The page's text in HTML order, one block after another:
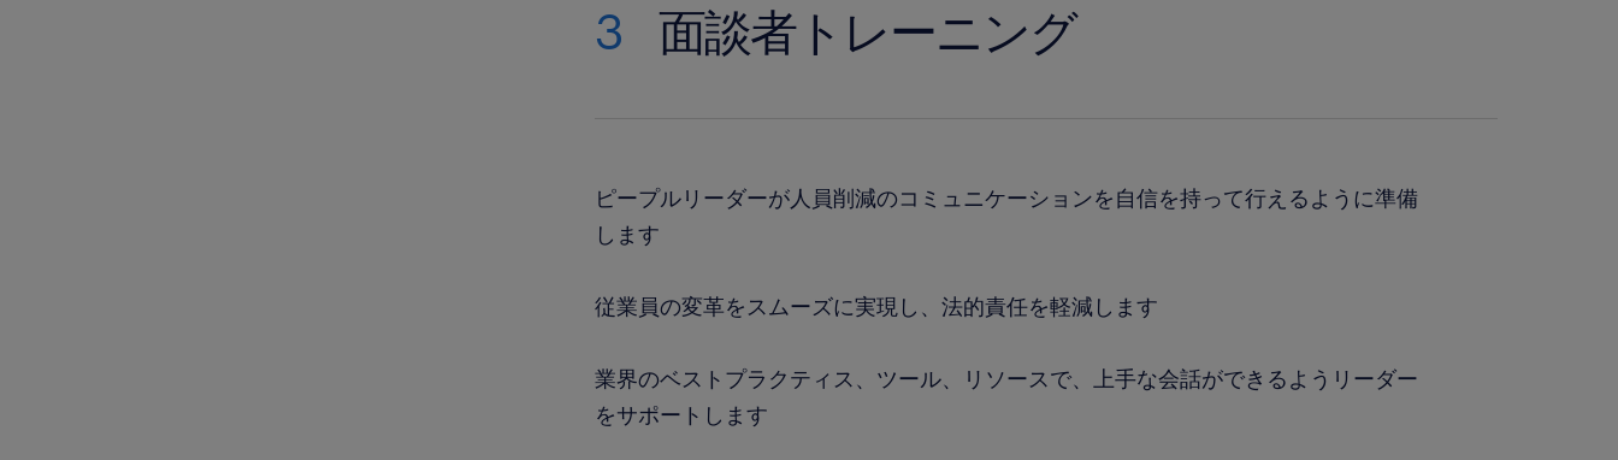
3 面談者トレーニング
ピープルリーダーが人員削減のコミュニケーションを自信を持って行えるように準備
します
従業員の変革をスムーズに実現し、法的責任を軽減します
業界のベストプラクティス、ツール、リソースで、上手な会話ができるようリーダー
をサポートします